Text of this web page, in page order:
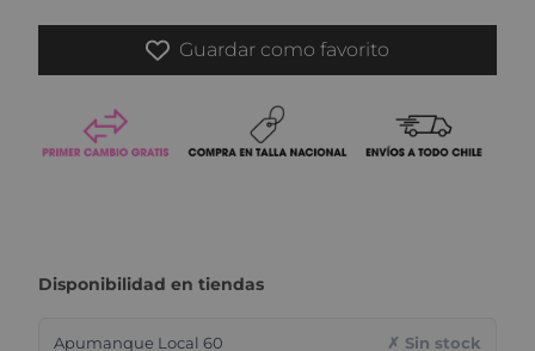
Guardar como favorito
Disponibilidad en tiendas
Apumanque Local 60 ✗ Sin stock